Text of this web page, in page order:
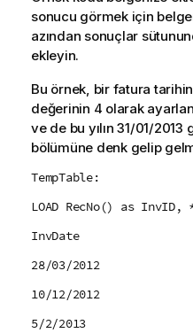
sonucu görmek için
azından sonuçlar
ekleyin.
Bu örnek, bir fatura
değerinin 4 olarak
ve de bu yılın 31/01/
bölümüne denk gelip
TempTable:
LOAD RecNo() as
InvDate
28/03/2012
10/12/2012
5/2/2013